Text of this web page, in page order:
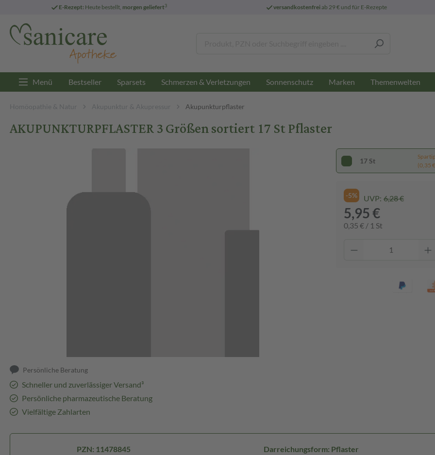
E-Rezept: Heute bestellt, morgen geliefert3 versandkostenfreiab 29 € und für E-Rezepte
Menü Bestseller Sparsets Schmerzen & Verletzungen Sonnenschutz Marken Themenwelten
Homöopathie & Natur Akupunktur & Akupressur Akupunkturpflaster
AKUPUNKTURPFLASTER 3 Größen sortiert 17 St Pflaster
Persönliche Beratung
Schneller und zuverlässiger Versand³
Persönliche pharmazeutische Beratung
Vielfältige Zahlarten
17 St
(0,35
-5% UVP: 6,28 €
5,95 €
0,35 € / 1 St
PZN: 11478845 Darreichungsform: Pflaster